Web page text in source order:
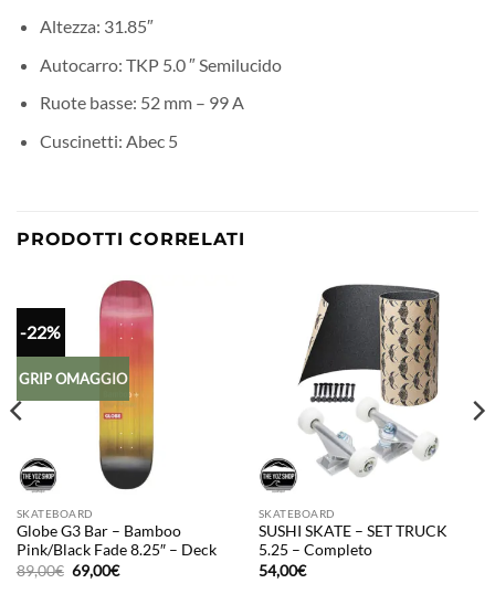
Altezza: 31.85″
Autocarro: TKP 5.0 ″ Semilucido
Ruote basse: 52 mm – 99 A
Cuscinetti: Abec 5
PRODOTTI CORRELATI
-22%
GRIP OMAGGIO
SKATEBOARD
Globe G3 Bar – Bamboo
Pink/Black Fade 8.25″ – Deck
89,00€ Il
prezzo
69,00€Il
SKATEBOARD
SUSHI SKATE – SET TRUCK
5.25 – Completo
54,00€